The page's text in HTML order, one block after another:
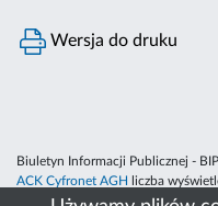
Wersja do druku
Biuletyn Informacji Publicznej -
ACK Cyfronet AGH
liczba